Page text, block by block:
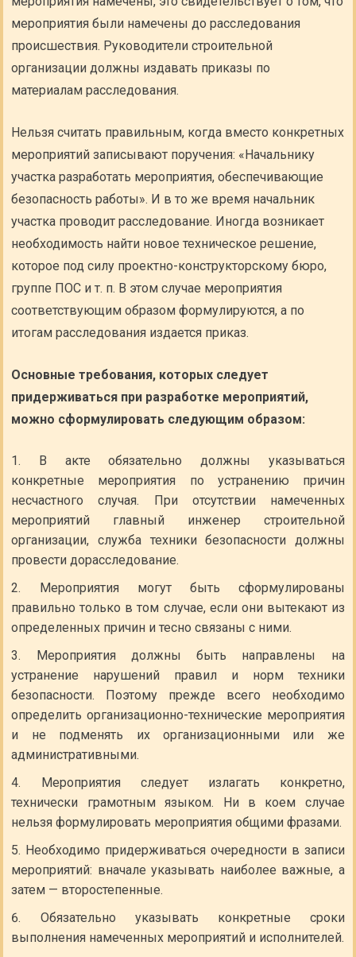
мероприятия были намечены до расследования
происшествия. Руководители строительной
организации должны издавать приказы по
материалам расследования.
Нельзя считать правильным, когда вместо конкретных
мероприятий записывают поручения: «Начальнику
участка разработать мероприятия, обеспечивающие
безопасность работы». И в то же время начальник
участка проводит расследование. Иногда возникает
необходимость найти новое техническое решение,
которое под силу проектно-конструкторскому бюро,
группе ПОС и т. п. В этом случае мероприятия
соответствующим образом формулируются, а по
итогам расследования издается приказ.
Основные требования, которых следует
придерживаться при разработке мероприятий,
можно сформулировать следующим образом:
В акте обязательно должны указываться
конкретные мероприятия по устранению причин
несчастного случая. При отсутствии намеченных
мероприятий главный инженер строительной
организации, служба техники безопасности должны
провести дорасследование.
Мероприятия могут быть сформулированы
правильно только в том случае, если они вытекают из
определенных причин и тесно связаны с ними.
Мероприятия должны быть направлены на
устранение нарушений правил и норм техники
безопасности. Поэтому прежде всего необходимо
определить организационно-технические мероприятия
и не подменять их организационными или же
административными.
Мероприятия следует излагать конкретно,
технически грамотным языком. Ни в коем случае
нельзя формулировать мероприятия общими фразами.
Необходимо придерживаться очередности в записи
мероприятий: вначале указывать наиболее важные, а
затем — второстепенные.
Обязательно указывать конкретные сроки
выполнения намеченных мероприятий и исполнителей.